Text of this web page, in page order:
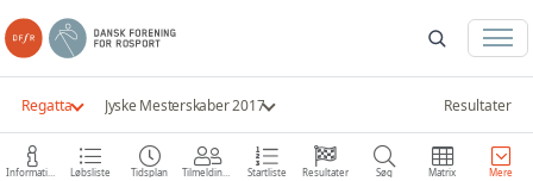
Regatta Jyske Mesterskaber 2017 Resultater
Information Løbsliste Tidsplan Tilmeldinger Startliste Resultater Søg Matrix Mere